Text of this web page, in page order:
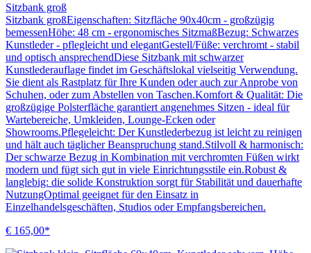
Sitzbank groß
Sitzbank großEigenschaften: Sitzfläche 90x40cm - großzügig
bemessenHöhe: 48 cm - ergonomisches SitzmaßBezug: Schwarzes
Kunstleder - pflegleicht und elegantGestell/Füße: verchromt - stabil
und optisch ansprechendDiese Sitzbank mit schwarzer
Kunstlederauflage findet im Geschäftslokal vielseitig Verwendung.
Sie dient als Rastplatz für Ihre Kunden oder auch zur Anprobe von
Schuhen, oder zum Abstellen von Taschen.Komfort & Qualität: Die
großzügige Polsterfläche garantiert angenehmes Sitzen - ideal für
Wartebereiche, Umkleiden, Lounge-Ecken oder
Showrooms.Pflegeleicht: Der Kunstlederbezug ist leicht zu reinigen
und hält auch täglicher Beanspruchung stand.Stilvoll & harmonisch:
Der schwarze Bezug in Kombination mit verchromten Füßen wirkt
modern und fügt sich gut in viele Einrichtungsstile ein.Robust &
langlebig: die solide Konstruktion sorgt für Stabilität und dauerhafte
NutzungOptimal geeignet für den Einsatz in
Einzelhandelsgeschäften, Studios oder Empfangsbereichen.
€ 165,00*